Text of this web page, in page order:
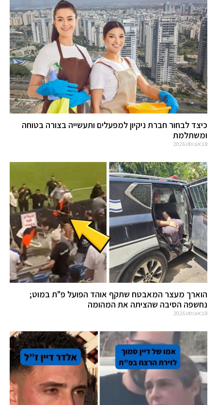
כיצד לבחור חברת ניקיון למפעלים ותעשייה בצורה בטוחה
ומשתלמת
8 באוגוסט 2026
הוארך מעצר המאבטח שתקף אוהד הפועל פ"ת במוט;
נחשפה הסיבה שהציתה את המהומה
8 באוגוסט 2026